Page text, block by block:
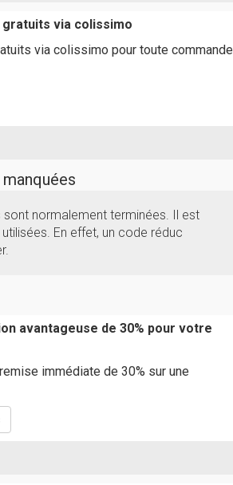
via colissimo
via colissimo pour toute commande
normalement terminées. Il est
En effet, un code réduc
avantageuse de 30% pour votre
immédiate de 30% sur une